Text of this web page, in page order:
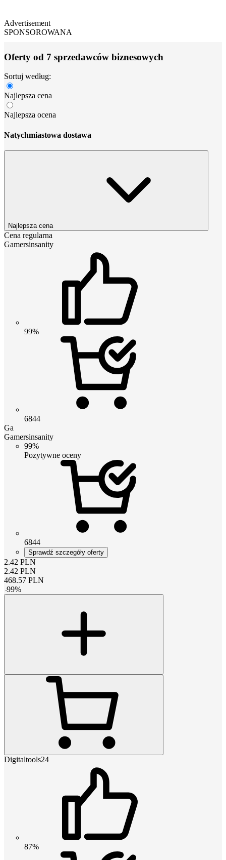
Advertisement
SPONSOROWANA
Oferty od 7 sprzedawców biznesowych
Sortuj według:
Najlepsza cena
Najlepsza ocena
Natychmiastowa dostawa
Najlepsza cena
Cena regularna
Gamersinsanity
99%
6844
Ga
Gamersinsanity
99%
Pozytywne oceny
6844
Sprawdź szczegóły oferty
2.42 PLN
2.42 PLN
468.57 PLN
-99%
Digitaltools24
87%